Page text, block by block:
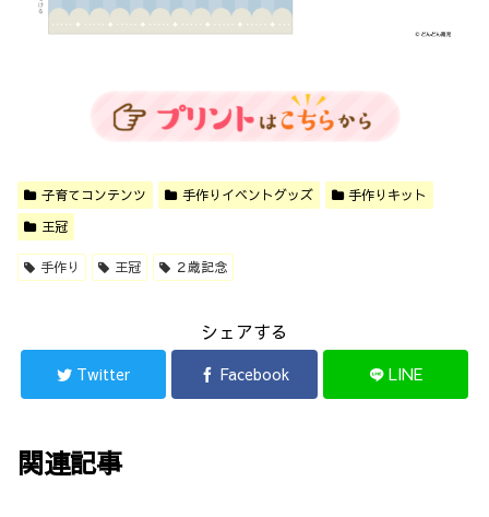
子育てコンテンツ 手作りイベントグッズ
手作りキット
王冠
手作り 王冠 ２歳記念
シェアする
Twitter Facebook LINE
関連記事